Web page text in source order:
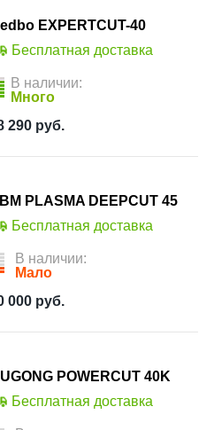
EXPERTCUT-40
Бесплатная доставка
В наличии:
Много
290 руб.
PLASMA DEEPCUT 45
Бесплатная доставка
В наличии:
Мало
000 руб.
POWERCUT 40K
Бесплатная доставка